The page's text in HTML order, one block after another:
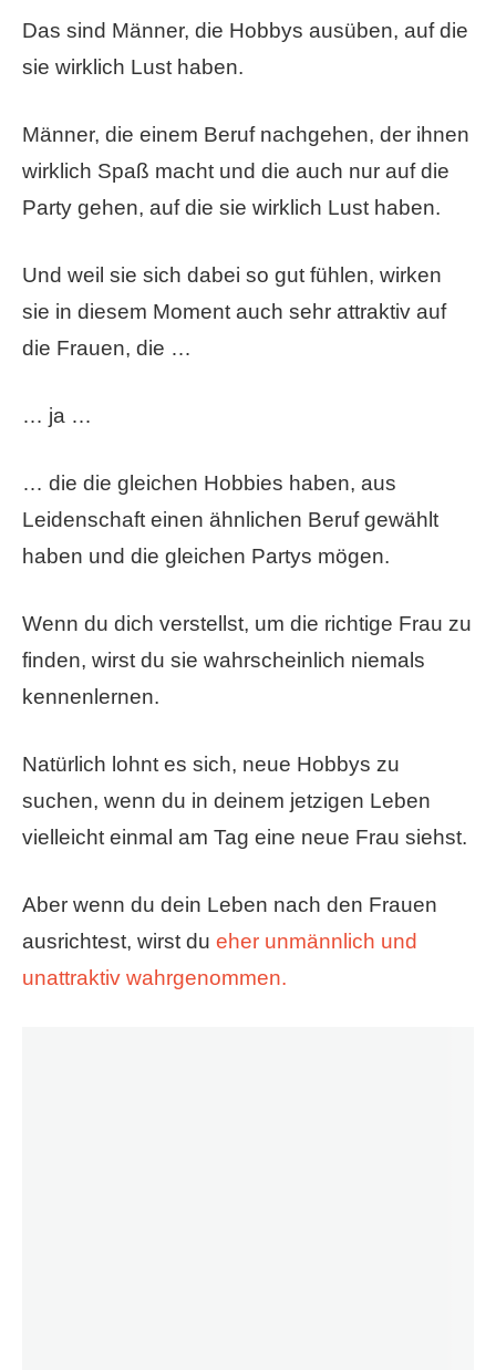
Das sind Männer, die Hobbys ausüben, auf die
sie wirklich Lust haben.
Männer, die einem Beruf nachgehen, der ihnen
wirklich Spaß macht und die auch nur auf die
Party gehen, auf die sie wirklich Lust haben.
Und weil sie sich dabei so gut fühlen, wirken
sie in diesem Moment auch sehr attraktiv auf
die Frauen, die …
… ja …
… die die gleichen Hobbies haben, aus
Leidenschaft einen ähnlichen Beruf gewählt
haben und die gleichen Partys mögen.
Wenn du dich verstellst, um die richtige Frau zu
finden, wirst du sie wahrscheinlich niemals
kennenlernen.
Natürlich lohnt es sich, neue Hobbys zu
suchen, wenn du in deinem jetzigen Leben
vielleicht einmal am Tag eine neue Frau siehst.
Aber wenn du dein Leben nach den Frauen
ausrichtest, wirst du eher unmännlich und
unattraktiv wahrgenommen.